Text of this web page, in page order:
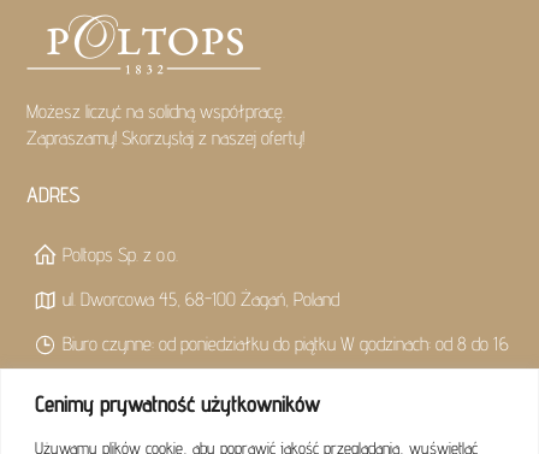
Cenimy prywatność użytkowników
Używamy plików cookie, aby poprawić jakość przeglądania, wyświetlać
Możesz liczyć na solidną współpracę.
Zapraszamy! Skorzystaj z naszej oferty!
ADRES
Poltops Sp. z o.o.
ul. Dworcowa 45, 68-100 Żagań, Poland
Biuro czynne: od poniedziałku do piątku W godzinach: od 8 do 16
KONTAKT